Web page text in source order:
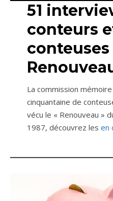
51
conteurs
conteuses
La commission
cinquantaine de
vécu le « Renouveau »
1987, découvrez les en